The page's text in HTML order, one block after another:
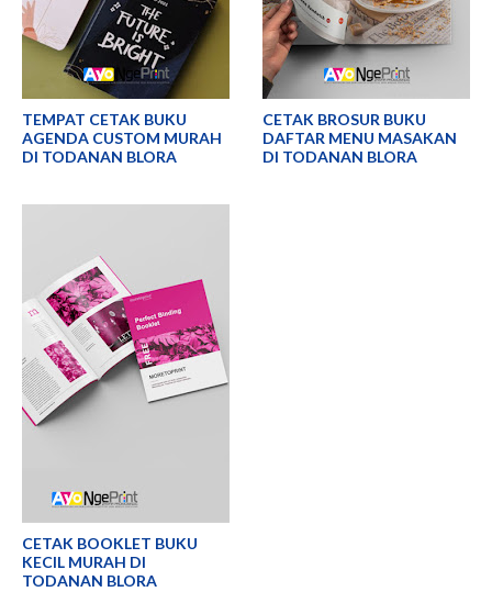
TEMPAT CETAK BUKU
AGENDA CUSTOM MURAH
DI TODANAN BLORA
CETAK BROSUR BUKU
DAFTAR MENU MASAKAN
DI TODANAN BLORA
CETAK BOOKLET BUKU
KECIL MURAH DI
TODANAN BLORA